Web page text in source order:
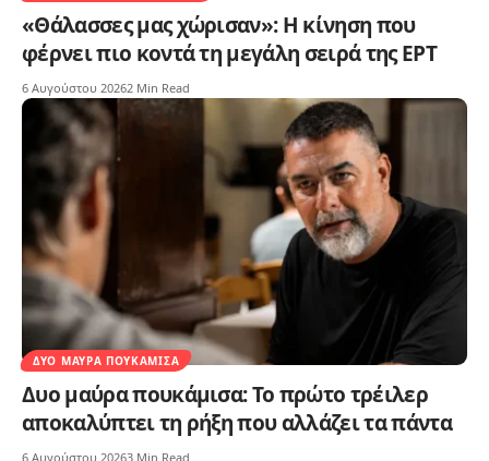
«Θάλασσες μας χώρισαν»: Η κίνηση που
φέρνει πιο κοντά τη μεγάλη σειρά της ΕΡΤ
6 Αυγούστου 20262 Min Read
ΔΥΟ ΜΑΎΡΑ ΠΟΥΚΆΜΙΣΑ
Δυο μαύρα πουκάμισα: Το πρώτο τρέιλερ
αποκαλύπτει τη ρήξη που αλλάζει τα πάντα
6 Αυγούστου 20263 Min Read